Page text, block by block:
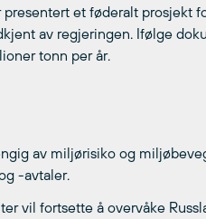
et føderalt prosjekt
av regjeringen. Ifølge
tonn per år.
av miljørisiko og
-avtaler.
vil fortsette å overvåke